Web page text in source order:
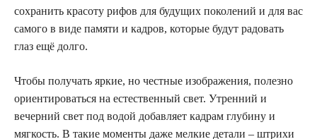
сохранить красоту рифов для будущих поколений и для вас
самого в виде памяти и кадров, которые будут радовать
глаз ещё долго.
Чтобы получать яркие, но честные изображения, полезно
ориентироваться на естественный свет. Утренний и
вечерний свет под водой добавляет кадрам глубину и
мягкость. В такие моменты даже мелкие детали – штрихи